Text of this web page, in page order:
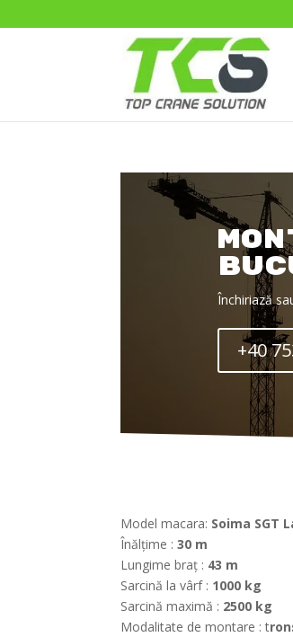
Închiriază
+40
Model macara: Soima SGT
Înălțime :30 m
Lungime braț : 43 m
Sarcină la vârf : 1000 kg
Sarcină maximă : 2500 kg
Modalitate de montare : t